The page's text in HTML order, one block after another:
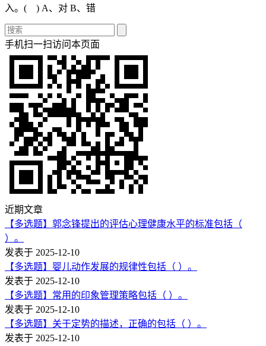
入。( ) A、对 B、错
手机扫一扫访问本页面
近期文章
【多选题】郭念锋提出的评估心理健康水平的标准包括（
）。
发表于 2025-12-10
【多选题】婴儿动作发展的规律性包括（ ）。
发表于 2025-12-10
【多选题】常用的印象管理策略包括（ ）。
发表于 2025-12-10
【多选题】关于定势的描述，正确的包括（ ）。
发表于 2025-12-10